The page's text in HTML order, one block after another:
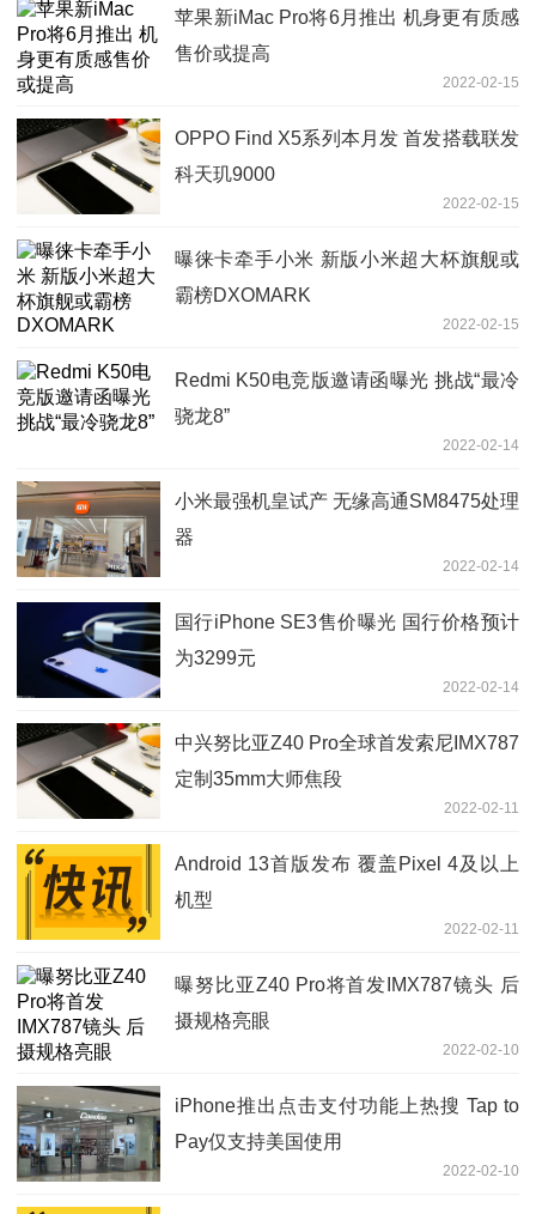
苹果新iMac Pro将6月推出 机身更有质感
售价或提高
2022-02-15
OPPO Find X5系列本月发 首发搭载联发
科天玑9000
2022-02-15
曝徕卡牵手小米 新版小米超大杯旗舰或
霸榜DXOMARK
2022-02-15
Redmi K50电竞版邀请函曝光 挑战“最冷
骁龙8”
2022-02-14
小米最强机皇试产 无缘高通SM8475处理
器
2022-02-14
国行iPhone SE3售价曝光 国行价格预计
为3299元
2022-02-14
中兴努比亚Z40 Pro全球首发索尼IMX787
定制35mm大师焦段
2022-02-11
Android 13首版发布 覆盖Pixel 4及以上
机型
2022-02-11
曝努比亚Z40 Pro将首发IMX787镜头 后
摄规格亮眼
2022-02-10
iPhone推出点击支付功能上热搜 Tap to
Pay仅支持美国使用
2022-02-10